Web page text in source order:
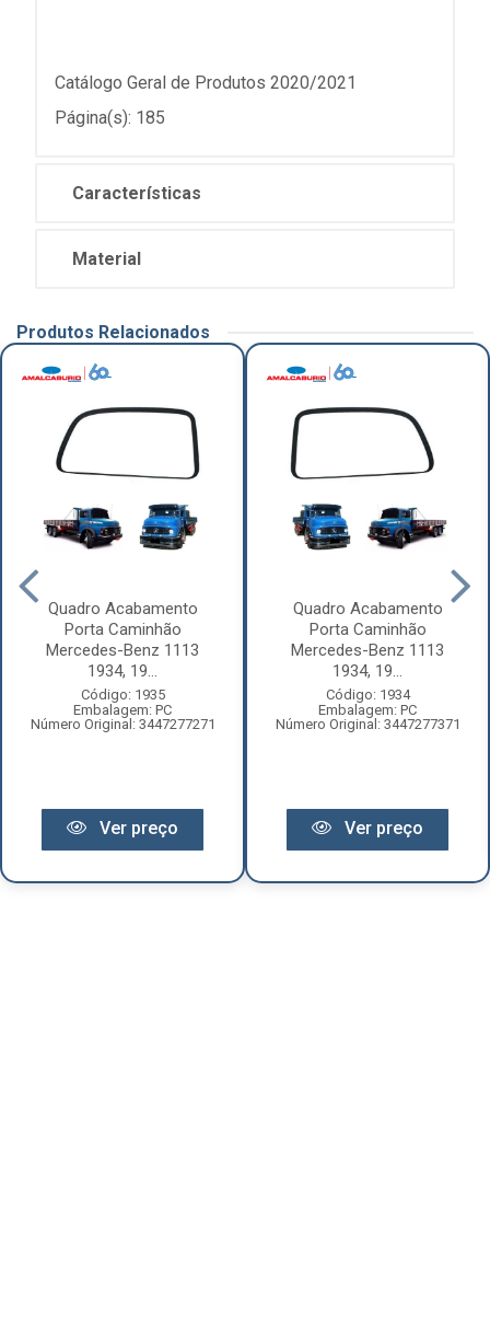
Catálogo Geral de Produtos 2020/2021
Página(s): 185
Características
Material
Produtos Relacionados
Quadro Acabamento
Porta Caminhão
Mercedes-Benz 1113
1934, 19...
Código: 1935
Embalagem: PC
Número Original: 3447277271
Ver preço
Quadro Acabamento
Porta Caminhão
Mercedes-Benz 1113
1934, 19...
Código: 1934
Embalagem: PC
Número Original: 3447277371
Ver preço